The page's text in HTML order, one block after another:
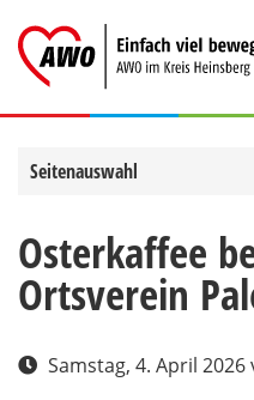
Inhalt
springen
Seitenauswahl
Osterkaffee
Ortsverein
Samstag, 4. April 2026